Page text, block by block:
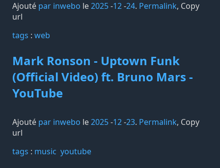
Ajouté par inwebo le2025-12-24. Permalink, Copy
url
tags️ : web
Mark Ronson - Uptown Funk
(Official Video) ft. Bruno Mars -
YouTube
Ajouté par inwebo le2025-12-23. Permalink, Copy
url
tags️ : music youtube